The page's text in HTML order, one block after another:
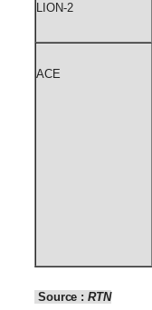
LION-2
ACE
Source :RTN